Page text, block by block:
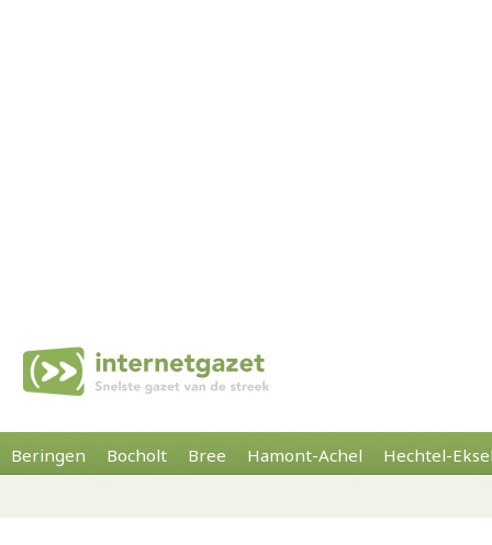
Beringen Bocholt Bree Hamont-Achel Hechtel-